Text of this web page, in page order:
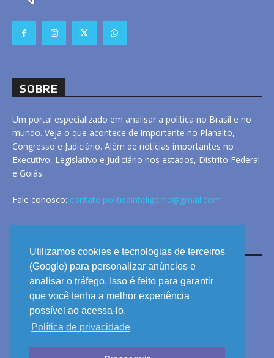
Utilizamos cookies e tecnologias de terceiros
(Google) para personalizar anúncios e
analisar o tráfego. Isso é feito para garantir
que você tenha a melhor experiência
possível ao acessa-lo.
Política de privacidade
SOBRE
Um portal especializado em analisar a política no Brasil e no
mundo. Veja o que acontece de importante no Planalto,
Congresso e Judiciário. Além de notícias importantes no
Executivo, Legislativo e Judiciário nos estados, Distrito Federal
e Goiás.
Fale conosco: contato.politicainteligente@gmail.com
LINKS
ANUNCIE
PRIVACIDADE
CONTATO